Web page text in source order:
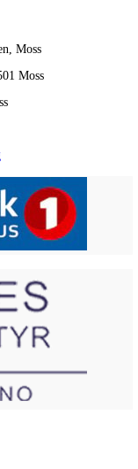
Moss
Moss